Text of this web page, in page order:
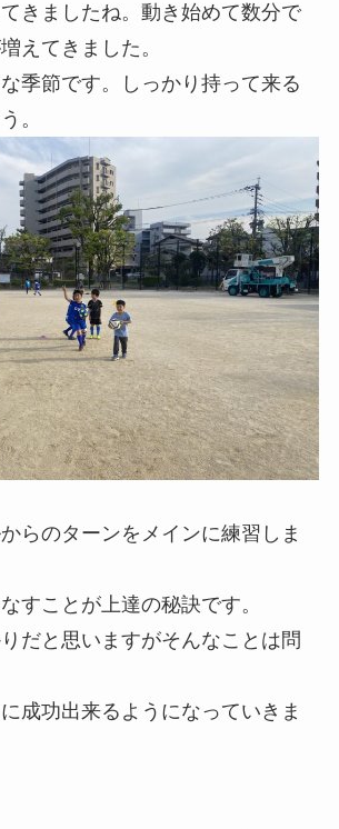
きましたね。動き始めて数分で
えてきました。
季節です。しっかり持って来る
。
らのターンをメインに練習しま
すことが上達の秘訣です。
だと思いますがそんなことは問
成功出来るようになっていきま